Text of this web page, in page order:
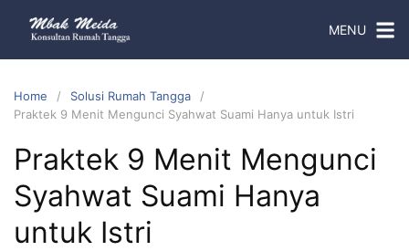
MENU
Home
Solusi Rumah Tangga
Praktek 9 Menit Mengunci Syahwat Suami Hanya untuk Istri
Praktek 9 Menit Mengunci
Syahwat Suami Hanya
untuk Istri